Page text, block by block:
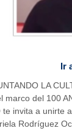
Ir
LA
marco del 100
te invita a unirte
Rodríguez